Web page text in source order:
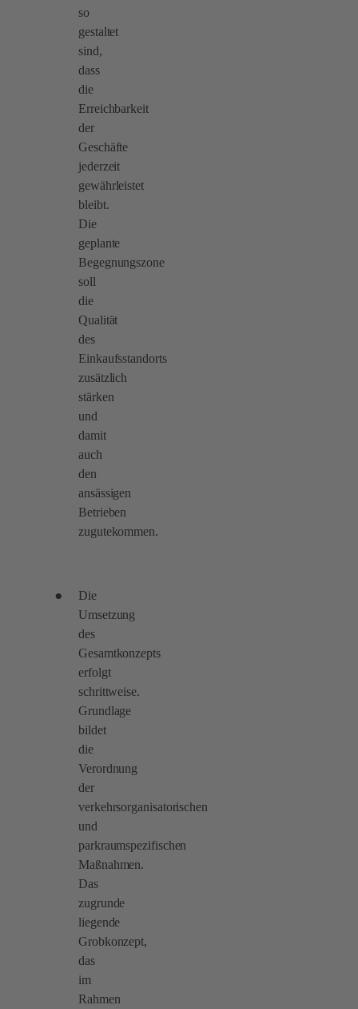
so
gestaltet
sind,
dass
die
Erreichbarkeit
der
Geschäfte
jederzeit
gewährleistet
bleibt.
Die
geplante
Begegnungszone
soll
die
Qualität
des
Einkaufsstandorts
zusätzlich
stärken
und
damit
auch
den
ansässigen
Betrieben
zugutekommen.
Die
Umsetzung
des
Gesamtkonzepts
erfolgt
schrittweise.
Grundlage
bildet
die
Verordnung
der
verkehrsorganisatorischen
und
parkraumspezifischen
Maßnahmen.
Das
zugrunde
liegende
Grobkonzept,
das
im
Rahmen